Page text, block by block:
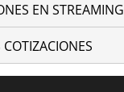
EN STREAMING
COTIZACIONES